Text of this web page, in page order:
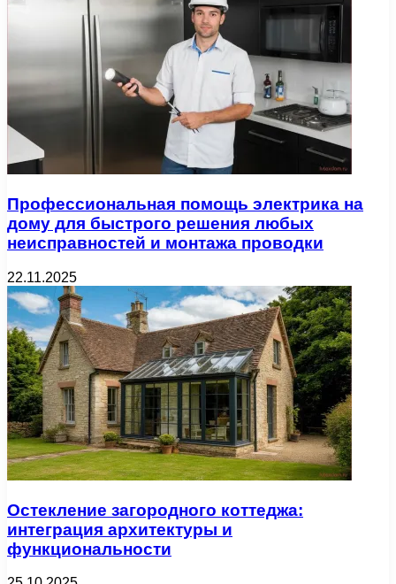
Профессиональная помощь электрика на
дому для быстрого решения любых
неисправностей и монтажа проводки
22.11.2025
Остекление загородного коттеджа:
интеграция архитектуры и
функциональности